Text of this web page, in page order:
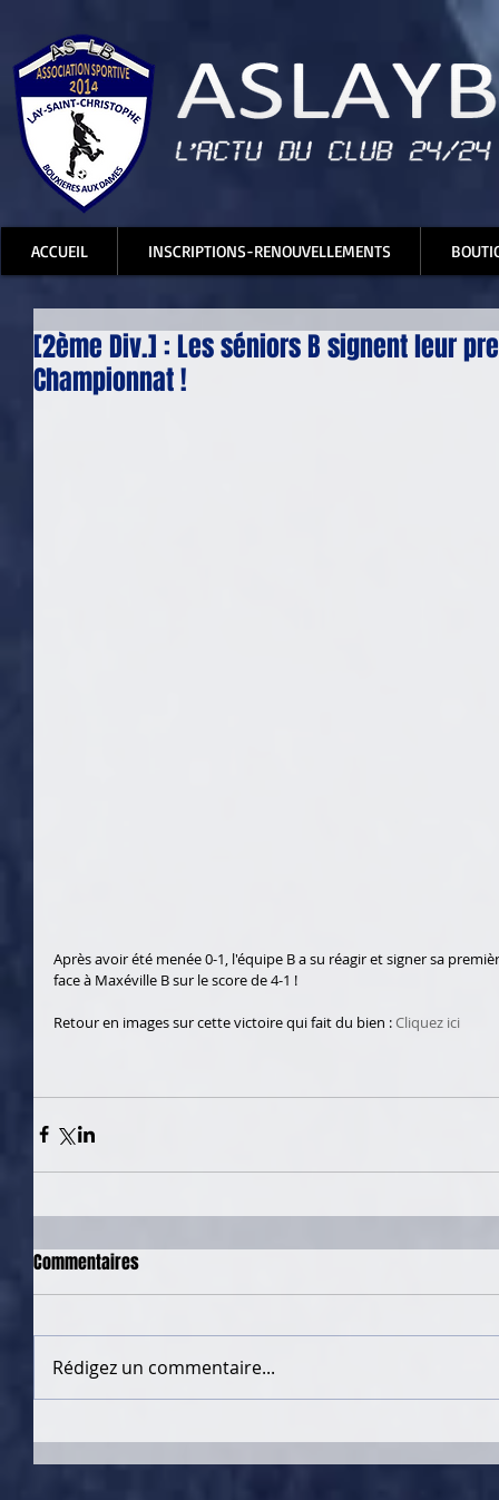
ACCUEIL INSCRIPTIONS-RENOUVELLEMENTS
[2ème Div.] : Les séniors B signent leur
Championnat !
Après avoir été menée 0-1, l'équipe B a su réagir et signer sa
face à Maxéville B sur le score de 4-1 !
Retour en images sur cette victoire qui fait du bien : Cliquez ici
Commentaires
Rédigez un commentaire...